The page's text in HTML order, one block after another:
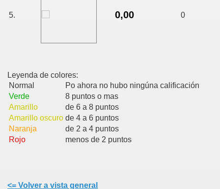
5. 0,00 0
Leyenda de colores:
Normal
Po ahora no hubo ningúna calificación
Verde
8 puntos o mas
Amarillo
de 6 a 8 puntos
Amarillo oscuro de 4 a 6 puntos
Naranja
de 2 a 4 puntos
Rojo
menos de 2 puntos
<= Volver a vista general